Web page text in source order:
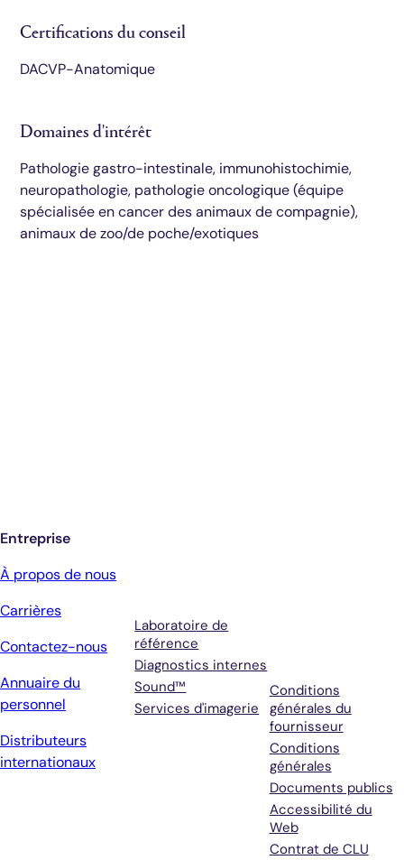
Certifications du conseil
DACVP-Anatomique
Domaines d'intérêt
Pathologie gastro-intestinale, immunohistochimie,
neuropathologie, pathologie oncologique (équipe
spécialisée en cancer des animaux de compagnie),
animaux de zoo/de poche/exotiques
Entreprise
À propos de nous
Carrières
Contactez-nous
Annuaire du
personnel
Distributeurs
internationaux
Laboratoire de
référence
Diagnostics internes
Sound™
Services d'imagerie
Conditions
générales du
fournisseur
Conditions
générales
Documents publics
Accessibilité du
Web
Contrat de CLU